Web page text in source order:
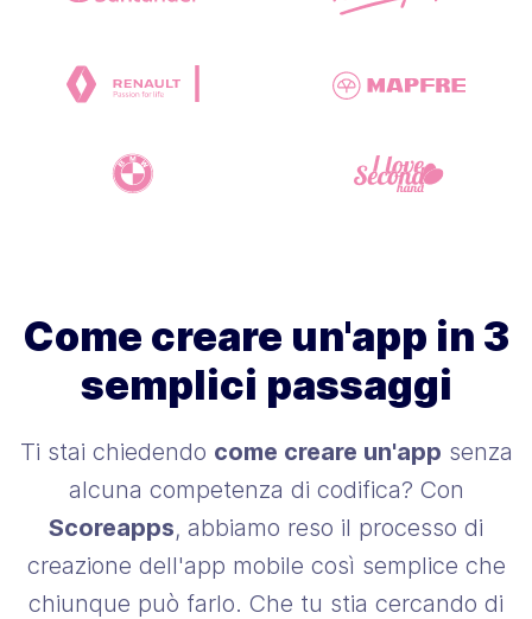
Come creare un'app in 3
semplici passaggi
Ti stai chiedendo come creare un'app senza
alcuna competenza di codifica? Con
Scoreapps, abbiamo reso il processo di
creazione dell'app mobile così semplice che
chiunque può farlo. Che tu stia cercando di